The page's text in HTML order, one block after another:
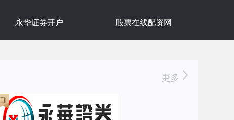
永华证券开户 股票在线配资网
更多